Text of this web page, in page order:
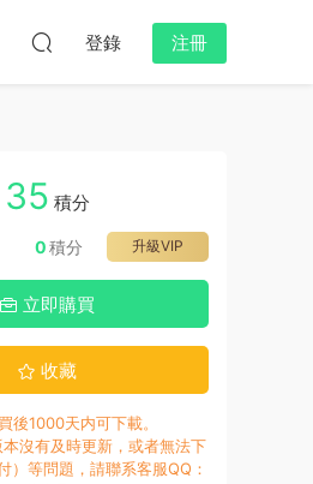
登錄 注冊
35 積分
升級VIP
0積分
立即購買
收藏
後1000天内可下載。
沒有及時更新，或者無法下
）等問題，請聯系客服QQ：